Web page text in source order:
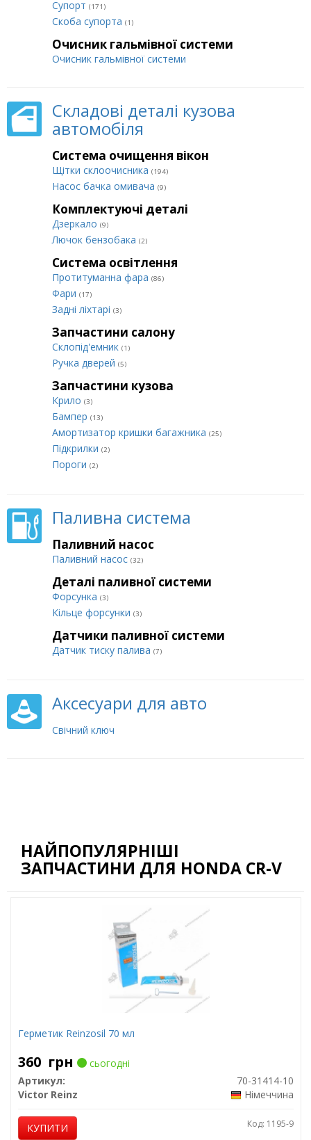
Супорт (171)
Cкоба супорта (1)
Очисник гальмівної системи
Очисник гальмівної системи
Складові деталі кузова
автомобіля
Система очищення вікон
Щітки склоочисника (194)
Насос бачка омивача (9)
Комплектуючі деталі
Дзеркало (9)
Лючок бензобака (2)
Система освітлення
Протитуманна фара (86)
Фари (17)
Задні ліхтарі (3)
Запчастини салону
Склопід'емник (1)
Ручка дверей (5)
Запчастини кузова
Крило (3)
Бампер (13)
Амортизатор кришки багажника (25)
Підкрилки (2)
Пороги (2)
Паливна система
Паливний насос
Паливний насос (32)
Деталі паливної системи
Форсунка (3)
Кільце форсунки (3)
Датчики паливної системи
Датчик тиску палива (7)
Аксесуари для авто
Свічний ключ
НАЙПОПУЛЯРНІШІ
ЗАПЧАСТИНИ ДЛЯ HONDA CR-V
Герметик Reinzosil 70 мл
360 грн
сьогодні
Артикул:
70-31414-10
Victor Reinz
Німеччина
КУПИТИ Код: 1195-9